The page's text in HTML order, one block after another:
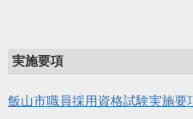
実施要項
飯山市職員採用資格試験実施要